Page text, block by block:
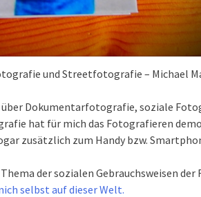
und Streetfotografie – Michael
Dokumentarfotografie, soziale
hat für mich das Fotografieren
zusätzlich zum Handy bzw.
der sozialen Gebrauchsweisen
selbst auf dieser Welt.